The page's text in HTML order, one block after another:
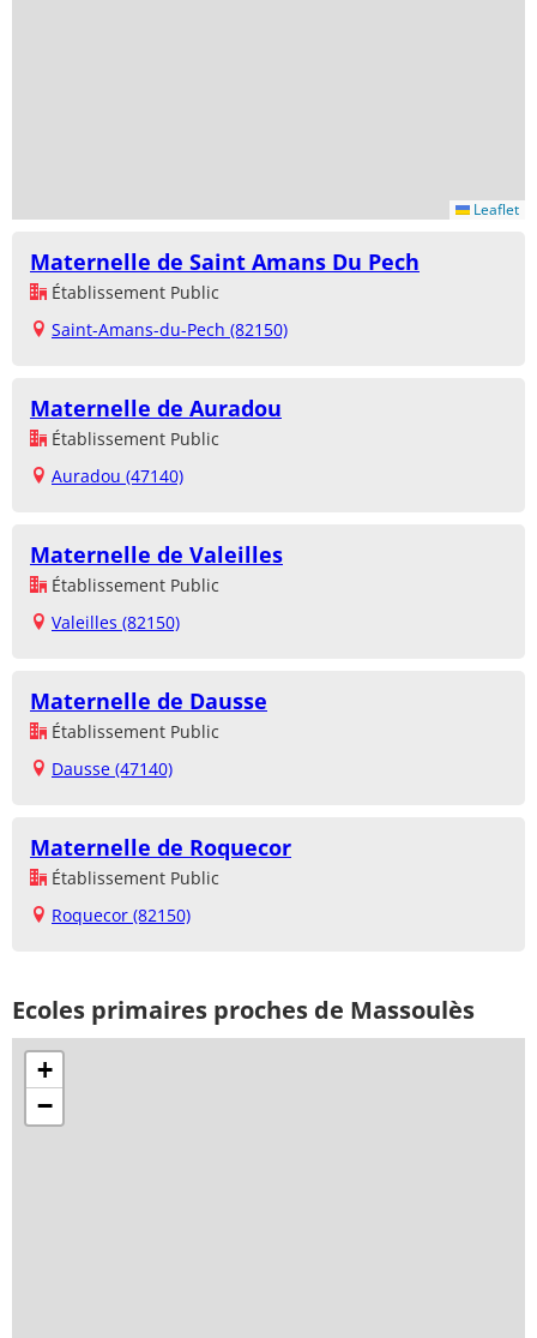
Leaflet
Maternelle de Saint Amans Du Pech
Établissement Public
Saint-Amans-du-Pech (82150)
Maternelle de Auradou
Établissement Public
Auradou (47140)
Maternelle de Valeilles
Établissement Public
Valeilles (82150)
Maternelle de Dausse
Établissement Public
Dausse (47140)
Maternelle de Roquecor
Établissement Public
Roquecor (82150)
Ecoles primaires proches de Massoulès
+
−